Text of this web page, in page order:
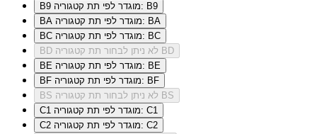
B9
מוגדר לפי תת קטגוריה: B9
BA
מוגדר לפי תת קטגוריה: BA
BC
מוגדר לפי תת קטגוריה: BC
BD
לא ניתן לבחור תת קטגוריה BD
BE
מוגדר לפי תת קטגוריה: BE
BF
מוגדר לפי תת קטגוריה: BF
BS
לא ניתן לבחור תת קטגוריה BS
C1
מוגדר לפי תת קטגוריה: C1
C2
מוגדר לפי תת קטגוריה: C2